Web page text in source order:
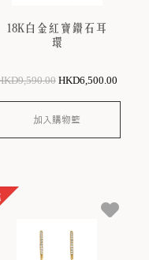
18K白金紅寶鑽石耳
環
9,590.00 HKD6,500.00
加入購物籃